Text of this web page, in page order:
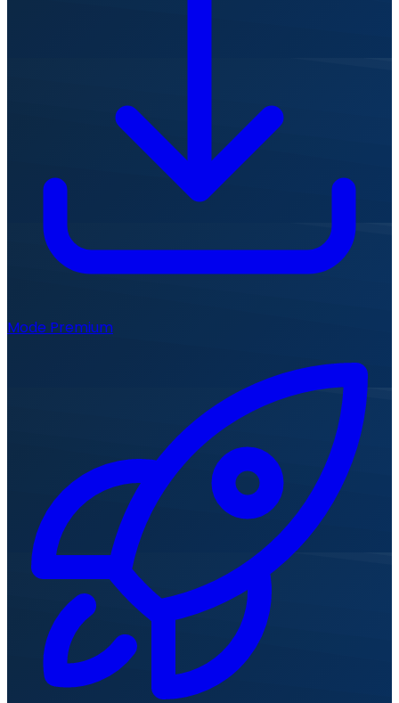
Mode Premium